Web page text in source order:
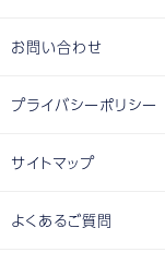
お問い合わせ
プライバシーポリシー
サイトマップ
よくあるご質問